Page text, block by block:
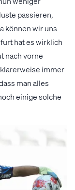
passieren,
können wir uns
hat es wirklich
nach vorne
immer
man alles
einige solche